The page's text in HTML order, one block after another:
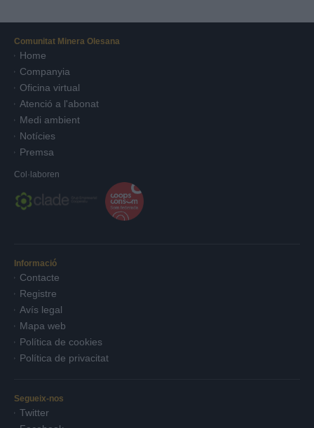
Comunitat Minera Olesana
Home
Companyia
Oficina virtual
Atenció a l'abonat
Medi ambient
Notícies
Premsa
Col·laboren
Informació
Contacte
Registre
Avís legal
Mapa web
Política de cookies
Política de privacitat
Segueix-nos
Twitter